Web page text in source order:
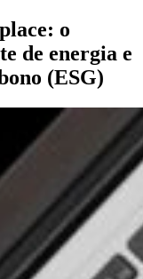
o
de energia e
(ESG)